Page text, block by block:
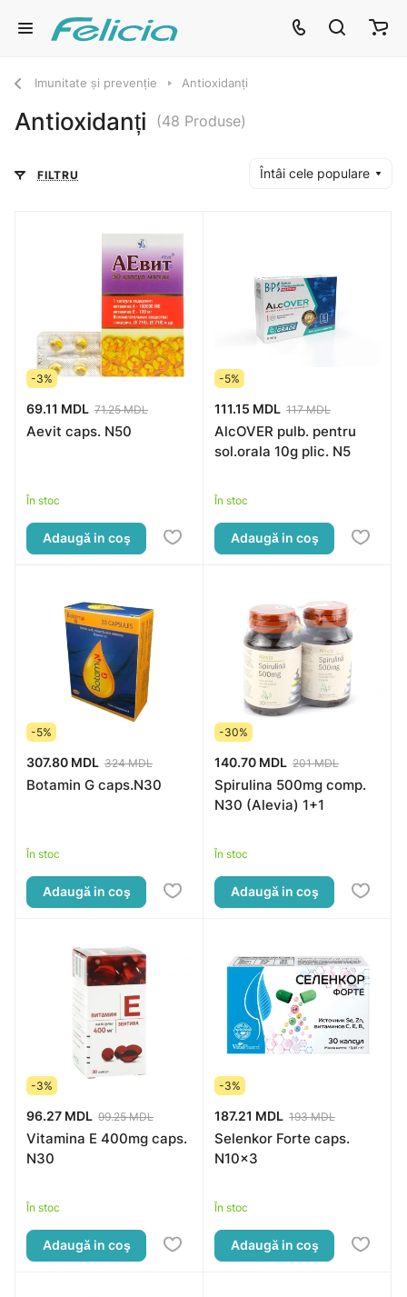
Imunitate și prevenție Antioxidanți
Antioxidanți (48 Produse)
FILTRU Întâi cele populare
-3%
69.11 MDL 71.25 MDL
Aevit caps. N50
În stoc
Adaugă in coş
-5%
111.15 MDL 117 MDL
AlcOVER pulb. pentru
sol.orala 10g plic. N5
În stoc
Adaugă in coş
-5%
307.80 MDL 324 MDL
Botamin G caps.N30
În stoc
Adaugă in coş
-30%
140.70 MDL 201 MDL
Spirulina 500mg comp.
N30 (Alevia) 1+1
În stoc
Adaugă in coş
-3%
96.27 MDL 99.25 MDL
Vitamina E 400mg caps.
N30
În stoc
Adaugă in coş
-3%
187.21 MDL 193 MDL
Selenkor Forte caps.
N10x3
În stoc
Adaugă in coş